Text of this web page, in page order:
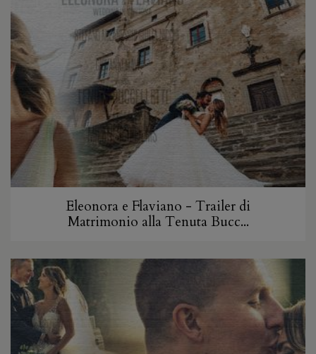
Eleonora e Flaviano - Trailer di
Matrimonio alla Tenuta Bucc...